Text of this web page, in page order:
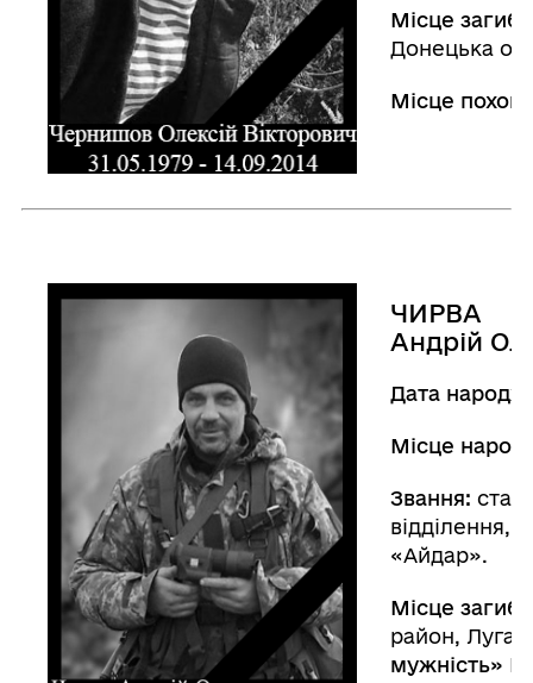
Місце
Донецька
Місце
ЧИРВА
Андрій
Дата
Місце
Звання:
відділення,
«Айдар».
Місце
район,
мужність»